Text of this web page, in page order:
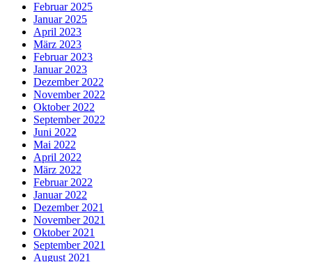
Februar 2025
Januar 2025
April 2023
März 2023
Februar 2023
Januar 2023
Dezember 2022
November 2022
Oktober 2022
September 2022
Juni 2022
Mai 2022
April 2022
März 2022
Februar 2022
Januar 2022
Dezember 2021
November 2021
Oktober 2021
September 2021
August 2021